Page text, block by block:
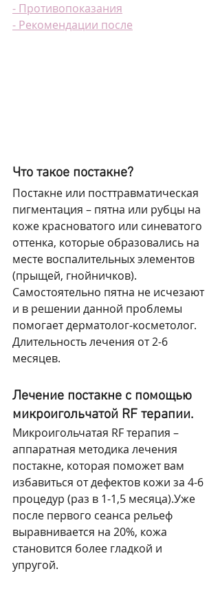
- Противопоказания
- Рекомендации после
Что такое постакне?
Постакне или посттравматическая
пигментация – пятна или рубцы на
коже красноватого или синеватого
оттенка, которые образовались на
месте воспалительных элементов
(прыщей, гнойничков).
Самостоятельно пятна не исчезают
и в решении данной проблемы
помогает дерматолог-косметолог.
Длительность лечения от 2-6
месяцев.
Лечение постакне с помощью
микроигольчатой RF терапии.
Микроигольчатая RF терапия –
аппаратная методика лечения
постакне, которая поможет вам
избавиться от дефектов кожи за 4-6
процедур (раз в 1-1,5 месяца).Уже
после первого сеанса рельеф
выравнивается на 20%, кожа
становится более гладкой и
упругой.